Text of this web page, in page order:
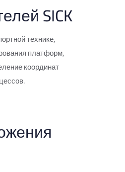
SICK
технике,
платформ,
координат